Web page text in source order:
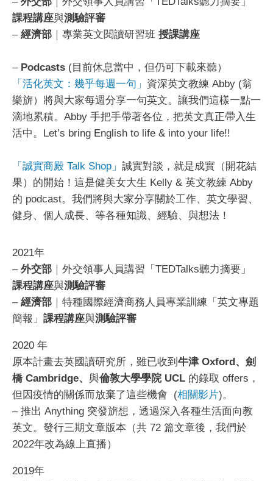
課程講座與測驗評審
– 經濟部 ｜專業英文閱讀研習班 授課講座
– Podcasts (目前休息當中，但仍可下載來聽）
「活化英文：幾乎每週一句」 資深英文教練 Abby (翁
樂旂）將與大家每週分享一句英文。讓我們這樣一點一
滴地累積。Abby 手把手帶著各位，把英文真正帶入生
活中。Let’s bring English to life & into your life!!
「誠實商殿 Talk Shop」 誠實對談，就是成實（開花結
果）的開始！這是健美女大生 Kelly & 英文教練 Abby
的 podcast。我們將與大家分享關於工作、英文學習、
健身、個人成長、等各種知識、經驗、與想法！
2021年
– 外交部 ｜外交領事人員講習「TEDTalks聽力摘要」
課程講座與測驗評審
– 經濟部 ｜特種國際經濟商務人員專業訓練「英文專題
簡報」 課程講座與測驗評審
2020 年
原本計畫去英國讀研究所，雖已收到 牛津 Oxford、劍
橋 Cambridge、 與倫敦大學學院 UCL 的錄取 offers，
但因疫情的關係而放棄了這些機會 (相關影片)。
– 推出 Anything 突發旂想，透過深入各種生活面向教
英文。發行三期文章版本（共 72 篇文章後，我們於
2022年改為線上直播）
2019年